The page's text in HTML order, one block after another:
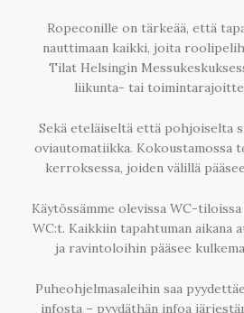
Ropeconille on tärkeää, että
nauttimaan kaikki, joita
Tilat Helsingin
liikunta- tai
Sekä eteläiseltä että pohjoiselta
oviautomatiikka. Kokoustamossa
kerroksessa, joiden välillä
Käytössämme olevissa WC-
WC:t. Kaikkiin tapahtuman aikana
ja ravintoloihin pääsee
Puheohjelmasaleihin saa
infosta – pyydäthän infoa